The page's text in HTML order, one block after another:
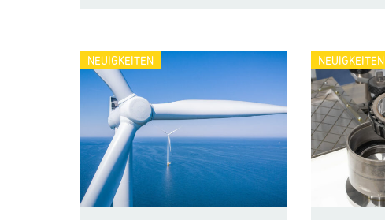
NEUIGKEITEN NEUIGKEITEN